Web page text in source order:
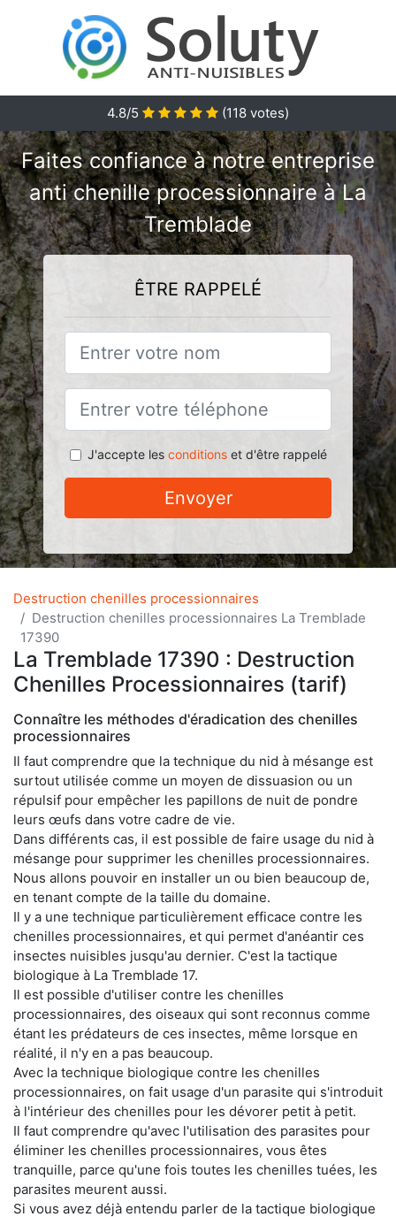
4.8/5 (118 votes)
Faites confiance à notre entreprise
anti chenille processionnaire à La
Tremblade
ÊTRE RAPPELÉ
J'accepte les conditionset d'être rappelé
Envoyer
Destruction chenilles processionnaires
Destruction chenilles processionnaires La Tremblade
17390
La Tremblade 17390 : Destruction
Chenilles Processionnaires (tarif)
Connaître les méthodes d'éradication des chenilles
processionnaires
Il faut comprendre que la technique du nid à mésange est
surtout utilisée comme un moyen de dissuasion ou un
répulsif pour empêcher les papillons de nuit de pondre
leurs œufs dans votre cadre de vie.
Dans différents cas, il est possible de faire usage du nid à
mésange pour supprimer les chenilles processionnaires.
Nous allons pouvoir en installer un ou bien beaucoup de,
en tenant compte de la taille du domaine.
Il y a une technique particulièrement efficace contre les
chenilles processionnaires, et qui permet d'anéantir ces
insectes nuisibles jusqu'au dernier. C'est la tactique
biologique à La Tremblade 17.
Il est possible d'utiliser contre les chenilles
processionnaires, des oiseaux qui sont reconnus comme
étant les prédateurs de ces insectes, même lorsque en
réalité, il n'y en a pas beaucoup.
Avec la technique biologique contre les chenilles
processionnaires, on fait usage d'un parasite qui s'introduit
à l'intérieur des chenilles pour les dévorer petit à petit.
Il faut comprendre qu'avec l'utilisation des parasites pour
éliminer les chenilles processionnaires, vous êtes
tranquille, parce qu'une fois toutes les chenilles tuées, les
parasites meurent aussi.
Si vous avez déjà entendu parler de la tactique biologique